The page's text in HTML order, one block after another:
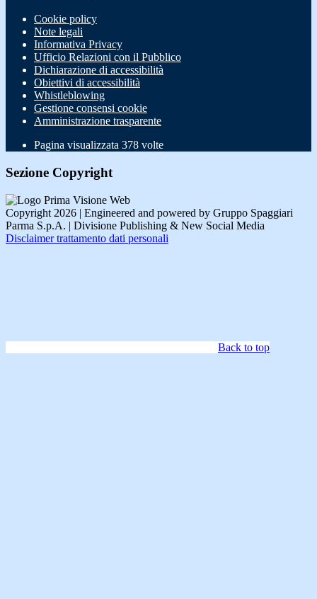
Cookie policy
Note legali
Informativa Privacy
Ufficio Relazioni con il Pubblico
Dichiarazione di accessibilità
Obiettivi di accessibilità
Whistleblowing
Gestione consensi cookie
Amministrazione trasparente
Pagina visualizzata 378 volte
Sezione Copyright
Copyright 2026 | Engineered and powered by Gruppo Spaggiari
Parma S.p.A. | Divisione Publishing & New Social Media
Disclaimer trattamento dati personali
Back to top